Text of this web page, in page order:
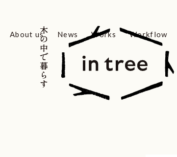
木の中で暮らす
木の中で暮らす
About us News Works Workflow